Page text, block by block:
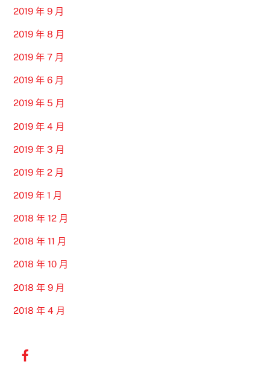
2019 年 9 月
2019 年 8 月
2019 年 7 月
2019 年 6 月
2019 年 5 月
2019 年 4 月
2019 年 3 月
2019 年 2 月
2019 年 1 月
2018 年 12 月
2018 年 11 月
2018 年 10 月
2018 年 9 月
2018 年 4 月